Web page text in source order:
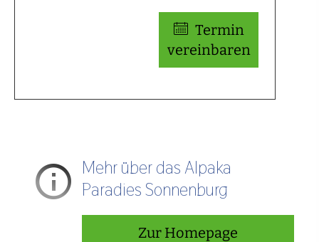
Termin
ver­ein­baren
Mehr über das Alpaka
Paradies Sonnenburg
Zur Homepage